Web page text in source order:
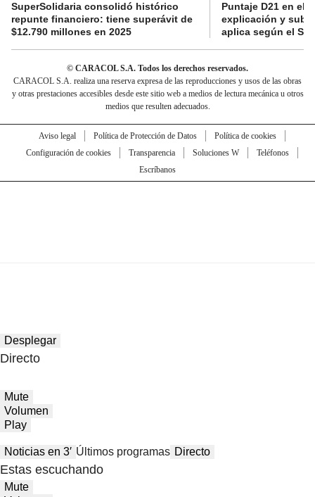
SuperSolidaria consolidó histórico
repunte financiero: tiene superávit de
$12.790 millones en 2025
Puntaje D21 en el
explicación y
aplica según el
© CARACOL S.A. Todos los derechos reservados.
CARACOL S.A. realiza una reserva expresa de las reproducciones y usos de las obras
y otras prestaciones accesibles desde este sitio web a medios de lectura mecánica u otros
medios que resulten adecuados.
Aviso legal Política de Protección de Datos
Política de cookies
Configuración de cookies
Transparencia Soluciones W
Teléfonos
Escríbanos
Desplegar
Directo
Mute
Volumen
Play
Noticias en 3′ Últimos programas Directo
Estas escuchando
Mute